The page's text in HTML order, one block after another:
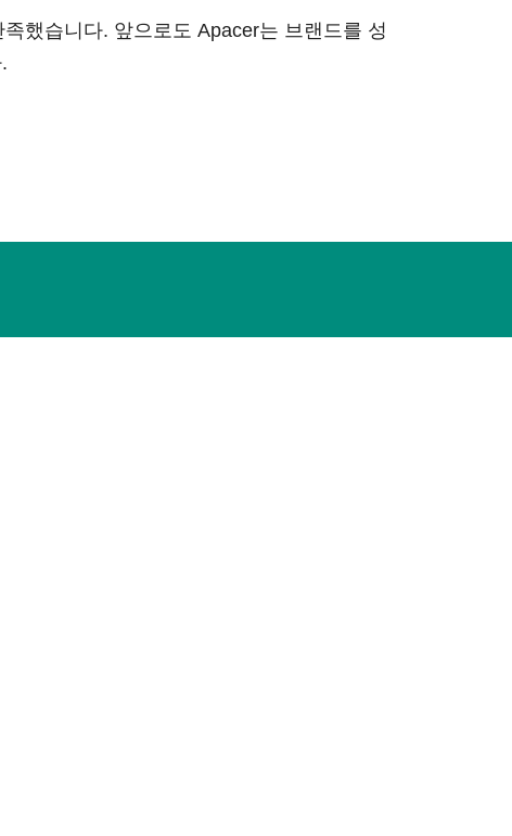
했습니다. 앞으로도 Apacer는 브랜드를 성